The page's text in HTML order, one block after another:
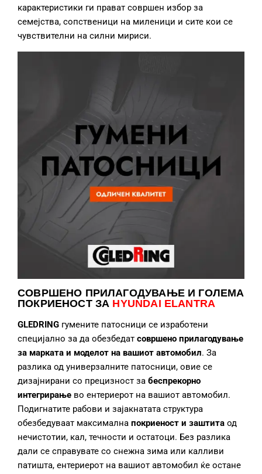
карактеристики ги прават совршен избор за
семејства, сопственици на миленици и сите кои се
чувствителни на силни мириси.
СОВРШЕНО ПРИЛАГОДУВАЊЕ И ГОЛЕМА
ПОКРИЕНОСТ ЗА HYUNDAI ELANTRA
GLEDRING гумените патосници се изработени
специјално за да обезбедат совршено прилагодување
за марката и моделот на вашиот автомобил. За
разлика од универзалните патосници, овие се
дизајнирани со прецизност за беспрекорно
интегрирање во ентериерот на вашиот автомобил.
Подигнатите рабови и зајакнатата структура
обезбедуваат максимална покриеност и заштита од
нечистотии, кал, течности и остатоци. Без разлика
дали се справувате со снежна зима или калливи
патишта, ентериерот на вашиот автомобил ќе остане